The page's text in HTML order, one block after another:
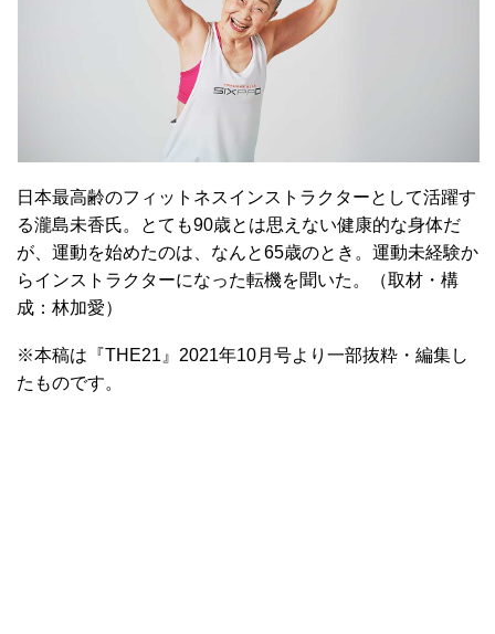
日本最高齢のフィットネスインストラクターとして活躍す
る瀧島未香氏。とても90歳とは思えない健康的な身体だ
が、運動を始めたのは、なんと65歳のとき。運動未経験か
らインストラクターになった転機を聞いた。（取材・構
成：林加愛）
※本稿は『THE21』2021年10月号より一部抜粋・編集し
たものです。